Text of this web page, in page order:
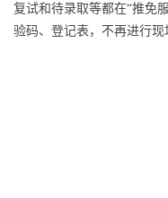
复试和待录取等都在“推免
验码、登记表，不再进行现
四川大